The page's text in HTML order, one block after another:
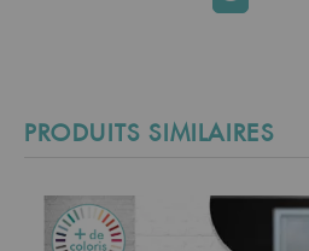
PRODUITS SIMILAIRES